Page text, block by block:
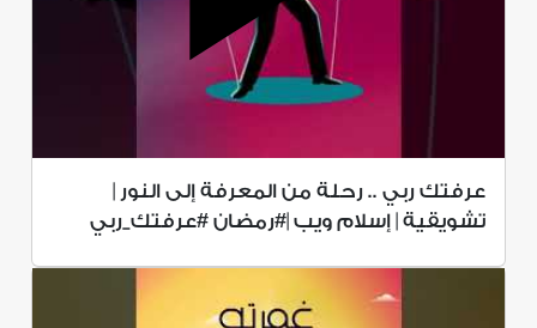
عرفتك ربي .. رحلة من المعرفة إلى النور |
تشويقية | إسلام ويب |#رمضان #عرفتك_ربي